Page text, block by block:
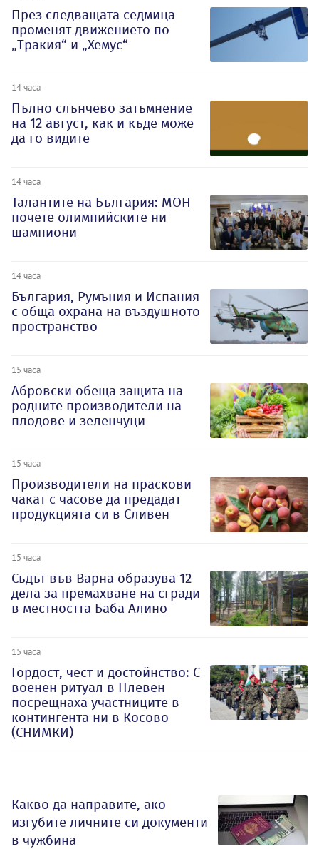
През следващата седмица
променят движението по
„Тракия“ и „Хемус“
14 часа
Пълно слънчево затъмнение
на 12 август, как и къде може
да го видите
14 часа
Талантите на България: МОН
почете олимпийските ни
шампиони
14 часа
България, Румъния и Испания
с обща охрана на въздушното
пространство
15 часа
Абровски обеща защита на
родните производители на
плодове и зеленчуци
15 часа
Производители на праскови
чакат с часове да предадат
продукцията си в Сливен
15 часа
Съдът във Варна образува 12
дела за премахване на сгради
в местността Баба Алино
15 часа
Гордост, чест и достойнство: С
военен ритуал в Плевен
посрещнаха участниците в
контингента ни в Косово
(СНИМКИ)
Какво да направите, ако
изгубите личните си документи
в чужбина